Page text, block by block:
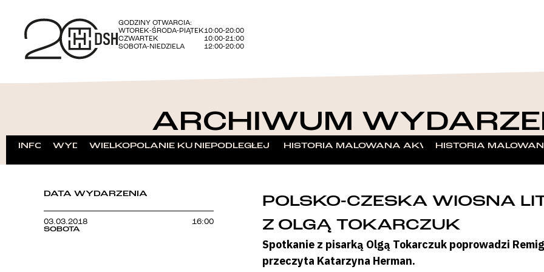
GODZINY OTWARCIA:
WTOREK-ŚRODA-PIĄTEK10:00-20:00
CZWARTEK
10:00-21:00
SOBOTA-NIEDZIELA
12:00-20:00
ARCHIWUM
INFORMACJEWYDARZENIAWIELKOPOLANIE KU NIEPODLEGŁEJ – W STULECIE ZWYCIĘSKIEGO POWSTANIA
HISTORIA MALOWANA AKWARELĄ –
HISTORIA
DATA WYDARZENIA
03.03.2018
SOBOTA
16:00
POLSKO-CZESKA WIOSNA
Z OLGĄ TOKARCZUK
Spotkanie z pisarką Olgą Tokarczuk poprowadzi
przeczyta Katarzyna Herman.